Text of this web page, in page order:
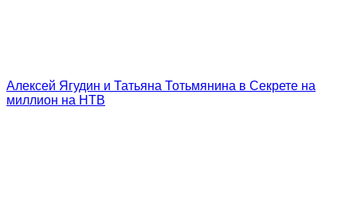
Алексей Ягудин и Татьяна Тотьмянина в Секрете на
миллион на НТВ